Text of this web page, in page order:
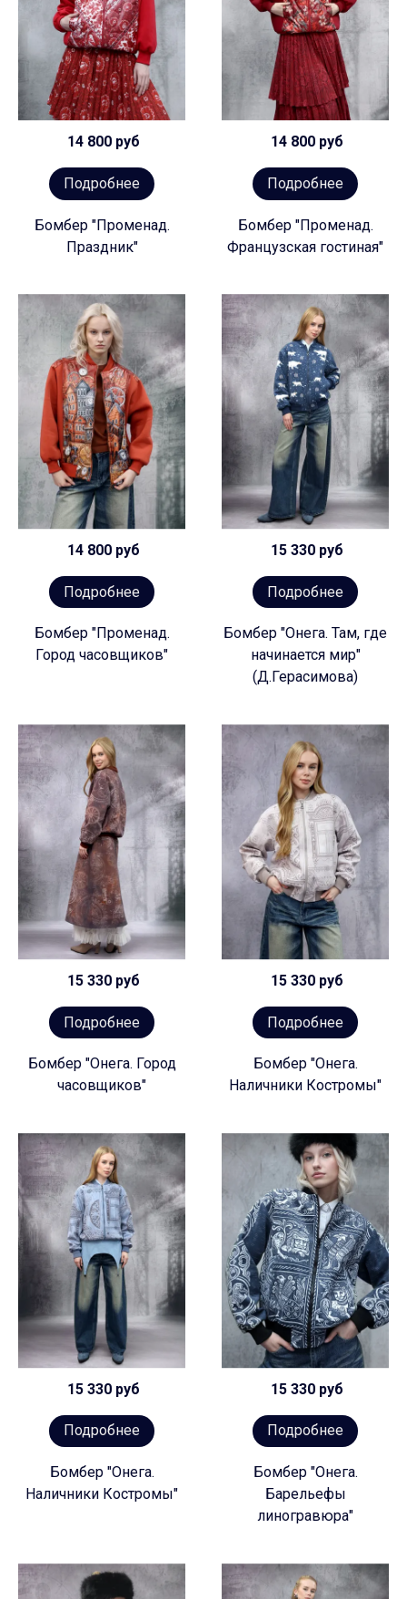
14 800 руб
Подробнее
Бомбер "Променад.
Праздник"
14 800 руб
Подробнее
Бомбер "Променад.
Французская гостиная"
14 800 руб
Подробнее
Бомбер "Променад.
Город часовщиков"
15 330 руб
Подробнее
Бомбер "Онега. Там, где
начинается мир"
(Д.Герасимова)
15 330 руб
Подробнее
Бомбер "Онега. Город
часовщиков"
15 330 руб
Подробнее
Бомбер "Онега.
Наличники Костромы"
15 330 руб
Подробнее
Бомбер "Онега.
Наличники Костромы"
15 330 руб
Подробнее
Бомбер "Онега.
Барельефы
линогравюра"